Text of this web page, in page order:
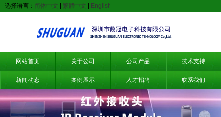
选择语言： 简体中文 繁體中文 English
网站首页 关于公司 公司产品 技术支持
新闻动态 案例展示 人才招聘 联系我们